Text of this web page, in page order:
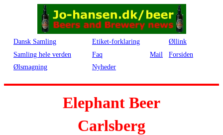
Dansk Samling Etiket-forklaring
Øllink
Samling hele verden
Faq Mail
Forsiden
Ølsmagning
Nyheder
Elephant Beer
Carlsberg